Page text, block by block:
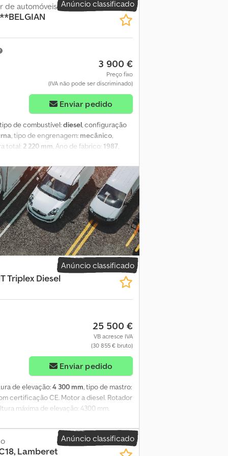
Classe de emissão: Euro 6d
muito bom Estado visual: muito bom
Anúncio classificado
de automóveis
3 900 €
Preço fixo
(IVA não pode ser discriminado)
Enviar pedido
de combustível:diesel, configuração
, tipo de engrenagem: mecânico,
total: 2 220 mm, Ano de fabrico:1987,
Direcionável Eixo traseiro: Pneus
kg Para obter mais informações, entre
Anúncio classificado
Triplex Diesel
25 500 €
VB acresce IVA
(30 855 € bruto)
Enviar pedido
de elevação:4 300 mm, tipo de mastro:
certificação CE. Motor a diesel. Rotador
máxima de elevação: 4300 mm.
Espessura: 50 mm. Pneus: 1: 300-15
Gerais da Heinhuis são
acordos celebrados pela Heinhuis e às
da aplicabilidade dos Termos e
Anúncio classificado
Lamberet